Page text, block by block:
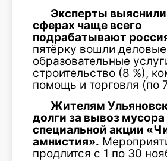
Эксперты
сферах чаще всего
подрабатывают
пятёрку вошли
образовательные
строительство (8 %),
помощь и торговля (по
Жителям
долги за вывоз мусора
специальной акции
амнистия».
продлится с 1 по 30